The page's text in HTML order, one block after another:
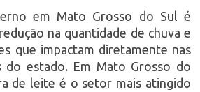
em Mato Grosso do Sul é
na quantidade de chuva e
que impactam diretamente nas
do estado. Em Mato Grosso do
de leite é o setor mais atingido